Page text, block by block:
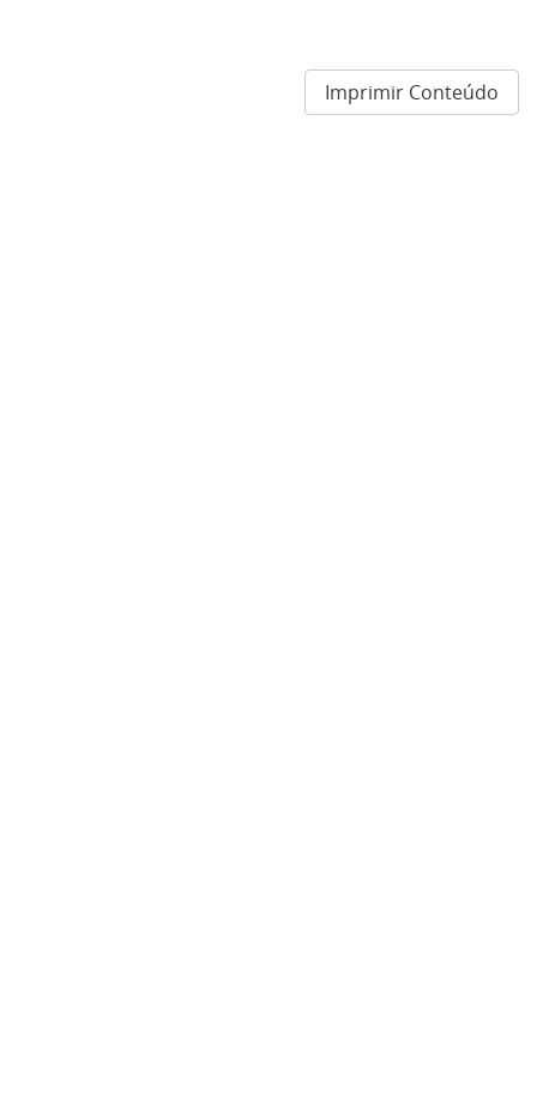
Imprimir Conteúdo